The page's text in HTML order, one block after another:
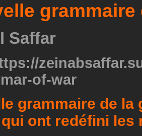
grammaire
Saffar
of-war
grammaire de la
ont redéfini les